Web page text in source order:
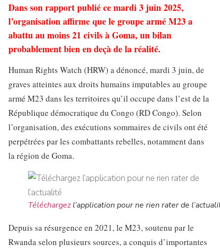
Dans son rapport publié ce mardi 3 juin 2025,
l’organisation affirme que le groupe armé M23 a
abattu au moins 21 civils à Goma, un bilan
probablement bien en deçà de la réalité.
Human Rights Watch (HRW) a dénoncé, mardi 3 juin, de
graves atteintes aux droits humains imputables au groupe
armé M23 dans les territoires qu’il occupe dans l’est de la
République démocratique du Congo (RD Congo). Selon
l’organisation, des exécutions sommaires de civils ont été
perpétrées par les combattants rebelles, notamment dans
la région de Goma.
Téléchargezl’application pour ne rien rater de
Depuis sa résurgence en 2021, le M23, soutenu par le
Rwanda selon plusieurs sources, a conquis d’importantes